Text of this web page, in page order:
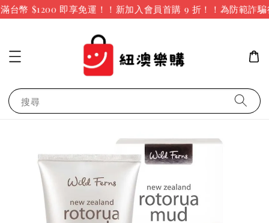
台幣 $1200 即享免運！！新加入會員首購 9 折！！ 為防範詐
搜尋